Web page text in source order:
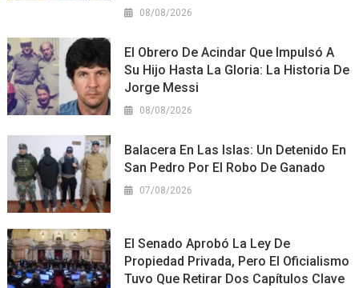
08/08/2026
El Obrero De Acindar Que Impulsó A
Su Hijo Hasta La Gloria: La Historia De
Jorge Messi
08/08/2026
Balacera En Las Islas: Un Detenido En
San Pedro Por El Robo De Ganado
07/08/2026
El Senado Aprobó La Ley De
Propiedad Privada, Pero El Oficialismo
Tuvo Que Retirar Dos Capítulos Clave